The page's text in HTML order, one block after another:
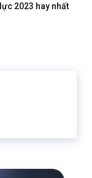
2023 hay nhất